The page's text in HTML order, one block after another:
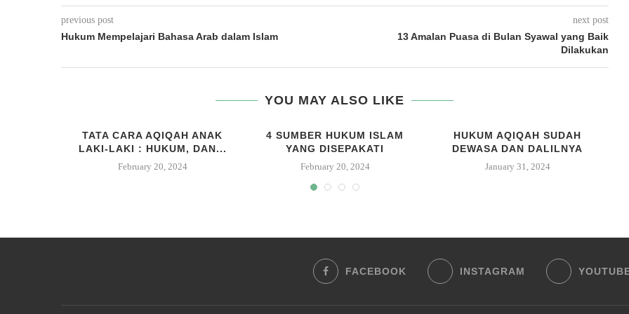
previous post
Hukum Mempelajari Bahasa Arab dalam Islam
next post
13 Amalan Puasa di Bulan Syawal yang Baik
Dilakukan
YOU MAY ALSO LIKE
TATA CARA AQIQAH ANAK
LAKI-LAKI : HUKUM, DAN...
February 20, 2024
4 SUMBER HUKUM ISLAM
YANG DISEPAKATI
February 20, 2024
HUKUM AQIQAH SUDAH
DEWASA DAN DALILNYA
January 31, 2024
FACEBOOK INSTAGRAM